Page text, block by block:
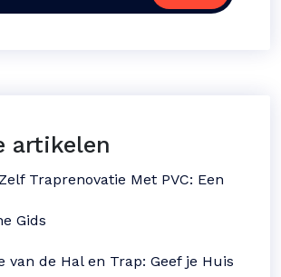
artikelen
Traprenovatie Met PVC: Een
Gids
van de Hal en Trap: Geef je Huis